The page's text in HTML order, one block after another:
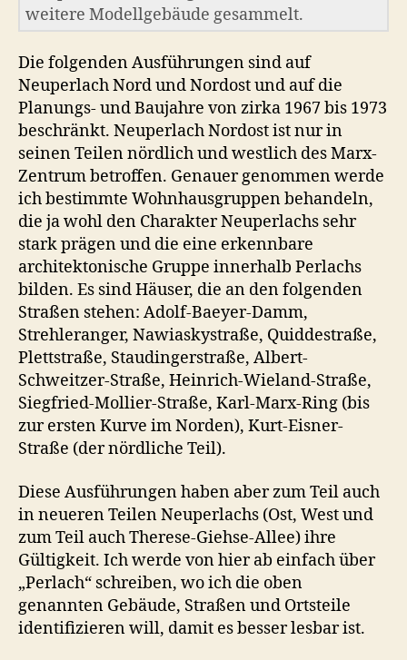
weitere Modellgebäude gesammelt.
Die folgenden Ausführungen sind auf
Neuperlach Nord und Nordost und auf die
Planungs- und Baujahre von zirka 1967 bis 1973
beschränkt. Neuperlach Nordost ist nur in
seinen Teilen nördlich und westlich des Marx-
Zentrum betroffen. Genauer genommen werde
ich bestimmte Wohnhausgruppen behandeln,
die ja wohl den Charakter Neuperlachs sehr
stark prägen und die eine erkennbare
architektonische Gruppe innerhalb Perlachs
bilden. Es sind Häuser, die an den folgenden
Straßen stehen: Adolf-Baeyer-Damm,
Strehleranger, Nawiaskystraße, Quiddestraße,
Plettstraße, Staudingerstraße, Albert-
Schweitzer-Straße, Heinrich-Wieland-Straße,
Siegfried-Mollier-Straße, Karl-Marx-Ring (bis
zur ersten Kurve im Norden), Kurt-Eisner-
Straße (der nördliche Teil).
Diese Ausführungen haben aber zum Teil auch
in neueren Teilen Neuperlachs (Ost, West und
zum Teil auch Therese-Giehse-Allee) ihre
Gültigkeit. Ich werde von hier ab einfach über
„Perlach“ schreiben, wo ich die oben
genannten Gebäude, Straßen und Ortsteile
identifizieren will, damit es besser lesbar ist.